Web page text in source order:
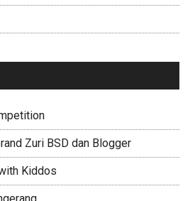
Zuri BSD dan Blogger
Kiddos